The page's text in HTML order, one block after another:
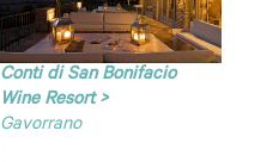
Conti di San Bonifacio
Wine Resort >
Gavorrano